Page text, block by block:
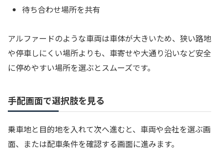
待ち合わせ場所を共有
アルファードのような車両は車体が大きいため、狭い路地
や停車しにくい場所よりも、車寄せや大通り沿いなど安全
に停めやすい場所を選ぶとスムーズです。
手配画面で選択肢を見る
乗車地と目的地を入れて次へ進むと、車両や会社を選ぶ画
面、または配車条件を確認する画面に進みます。